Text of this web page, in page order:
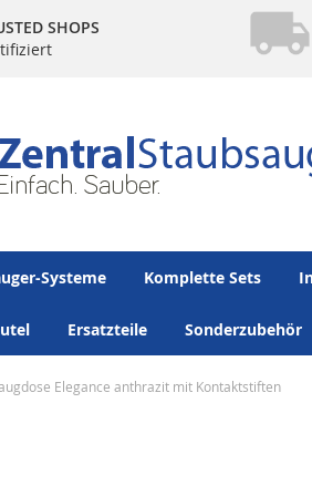
SHOPS
Systeme Komplette Sets
Ersatzteile Sonderzubehör
Elegance anthrazit mit Kontaktstiften